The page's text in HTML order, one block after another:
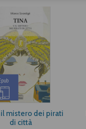
mistero dei pirati
di città